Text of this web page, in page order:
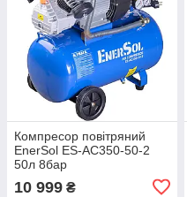
Компресор повітряний
EnerSol ES-AC350-50-2
50л 8бар
10 999 ₴